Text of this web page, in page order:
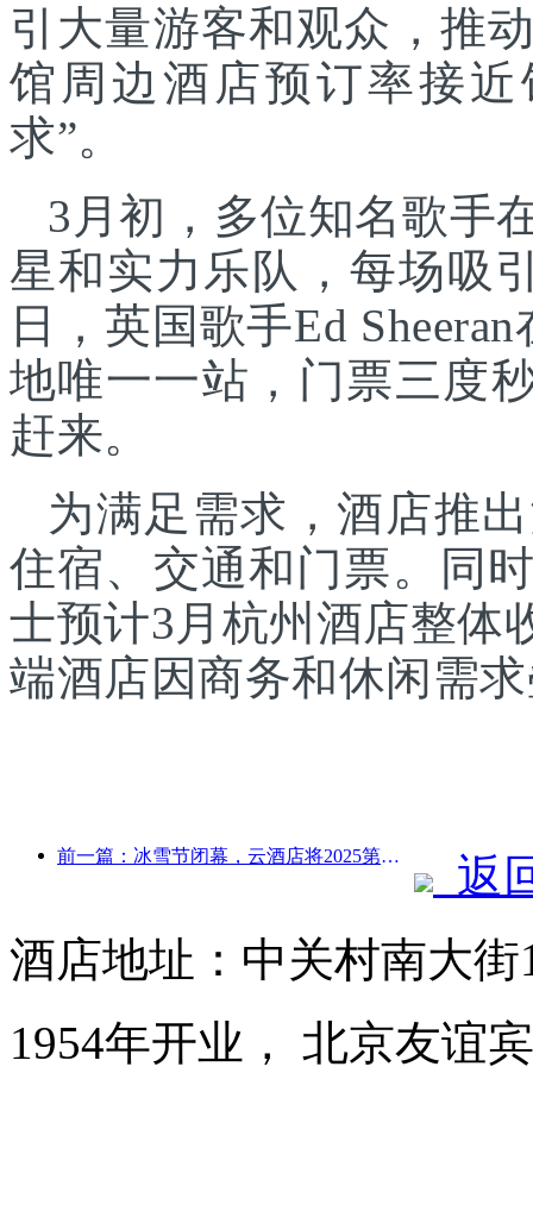
引大量游客和观众，推
馆周边酒店预订率接
求”。
3月初，多位知名歌手
星和实力乐队，每场吸
日，英国歌手Ed
地唯一一站，门票三度
赶来。
为满足需求，酒店推
住宿、交通和门票。同
士预计3月杭州酒店整体
端酒店因商务和休闲需
前一篇：冰雪节闭幕，云酒店将2025第一波“富贵”收入囊中
返
酒店地址：中关村南大
1954年开业， 北京友